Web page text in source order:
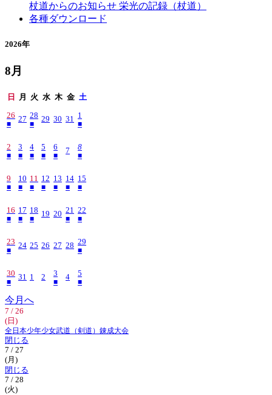
杖道からのお知らせ 栄光の記録（杖道）
各種ダウンロード
2026年
8月
日 月 火 水 木 金 土
26
■
27 28
■
29 30 31 1
■
2
■
3
■
4
■
5
■
6
■
7 8
■
9
■
10
■
11
■
12
■
13
■
14
■
15
■
16
■
17
■
18
■
19 20 21
■
22
■
23
■
24 25 26 27 28 29
■
30
■
31 1 2 3
■
4 5
■
今月へ
7 / 26
(日)
全日本少年少女武道（剣道）錬成大会
閉じる
7 / 27
(月)
閉じる
7 / 28
(火)